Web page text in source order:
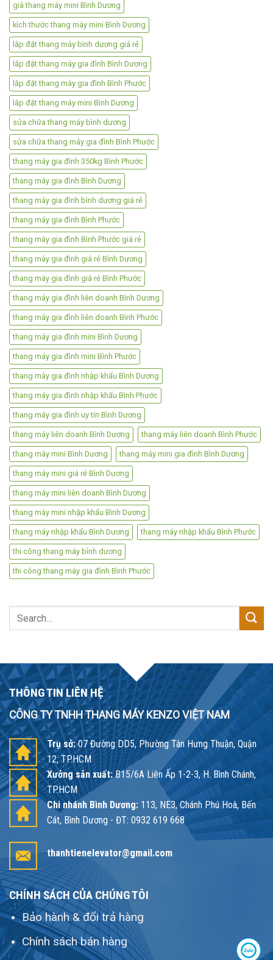
giá thang máy mini Bình Dương
kích thước thang máy mini Bình Dương
lắp đặt thang máy bình dương giá rẻ
lắp đặt thang máy gia đình Bình Dương
lắp đặt thang máy gia đình Bình Phước
lắp đặt thang máy mini Bình Dương
sửa chữa thang máy bình dương
sửa chữa thang máy gia đình Bình Phước
thang máy gia đình 350kg Bình Phước
thang máy gia đình Bình Dương
thang máy gia đình bình dương giá rẻ
thang máy gia đình Bình Phước
thang máy gia đình Bình Phước giá rẻ
thang máy gia đình giá rẻ Bình Dương
thang máy gia đình giá rẻ Bình Phước
thang máy gia đình liên doanh Bình Dương
thang máy gia đình liên doanh Bình Phước
thang máy gia đình mini Bình Dương
thang máy gia đình mini Bình Phước
thang máy gia đình nhập khẩu Bình Dương
thang máy gia đình nhập khẩu Bình Phước
thang máy gia đình uy tín Bình Dương
thang máy liên doanh Bình Dương thang máy liên doanh Bình Phước
thang máy mini Bình Dương thang máy mini gia đình Bình Dương
thang máy mini giá rẻ Bình Dương
thang máy mini liên doanh Bình Dương
thang máy mini nhập khẩu Bình Dương
thang máy nhập khẩu Bình Dương thang máy nhập khẩu Bình Phước
thi công thang máy bình dương
thi công thang máy gia đình Bình Phước
Search
THÔNG TIN LIÊN HỆ
CÔNG TY TNHH THANG MÁY KENZO VIỆT NAM
Trụ sở:07 Đường DD5, Phường Tân Hưng Thuận, Quận
12, TP.HCM
Xưởng sản xuất:B15/6A Liên Ấp 1-2-3, H. Bình Chánh,
TP.HCM
Chi nhánh Bình Dương: 113, NE3, Chánh Phú Hoà, Bến
Cát, Bình Dương - ĐT: 0932 619 668
thanhtienelevator@gmail.com
CHÍNH SÁCH CỦA CHÚNG TÔI
Bảo hành & đổi trả hàng
Chính sách bán hàng